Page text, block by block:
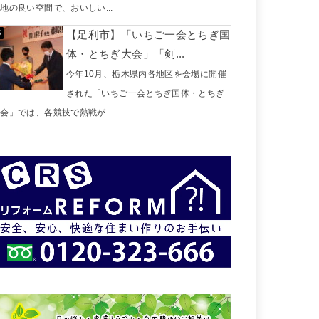
の良い空間で、おいしい...
【足利市】「いちご一会とちぎ国
体・とちぎ大会」「剣...
今年10月、栃木県内各地区を会場に開催
された「いちご一会とちぎ国体・とちぎ
」では、各競技で熱戦が...